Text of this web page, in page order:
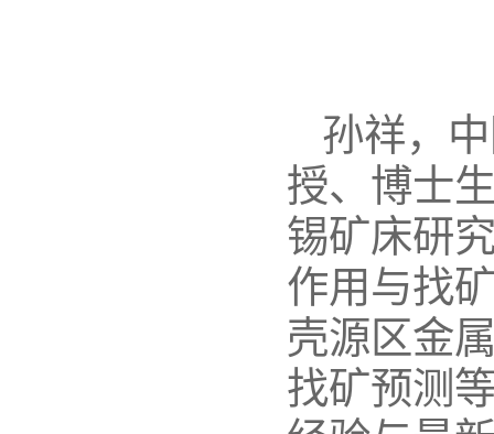
孙祥，
授、博士
锡矿床研
作用与找
壳源区金
找矿预测